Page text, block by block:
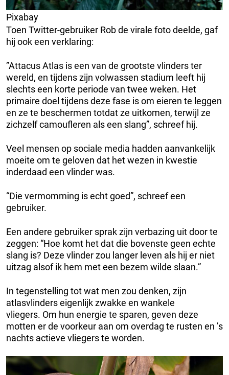
Pixabay
Toen Twitter-gebruiker Rob de virale foto deelde, gaf
hij ook een verklaring:
”Attacus Atlas is een van de grootste vlinders ter
wereld, en tijdens zijn volwassen stadium leeft hij
slechts een korte periode van twee weken. Het
primaire doel tijdens deze fase is om eieren te leggen
en ze te beschermen totdat ze uitkomen, terwijl ze
zichzelf camoufleren als een slang”, schreef hij.
Veel mensen op sociale media hadden aanvankelijk
moeite om te geloven dat het wezen in kwestie
inderdaad een vlinder was.
“Die vermomming is echt goed”, schreef een
gebruiker.
Een andere gebruiker sprak zijn verbazing uit door te
zeggen: “Hoe komt het dat die bovenste geen echte
slang is? Deze vlinder zou langer leven als hij er niet
uitzag alsof ik hem met een bezem wilde slaan.”
In tegenstelling tot wat men zou denken, zijn
atlasvlinders eigenlijk zwakke en wankele
vliegers. Om hun energie te sparen, geven deze
motten er de voorkeur aan om overdag te rusten en ’s
nachts actieve vliegers te worden.